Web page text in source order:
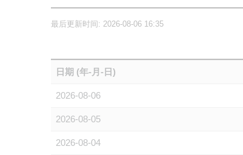
最后更新时间: 2026-08-06 16:35
日期 (年-月-日)
2026-08-06
2026-08-05
2026-08-04